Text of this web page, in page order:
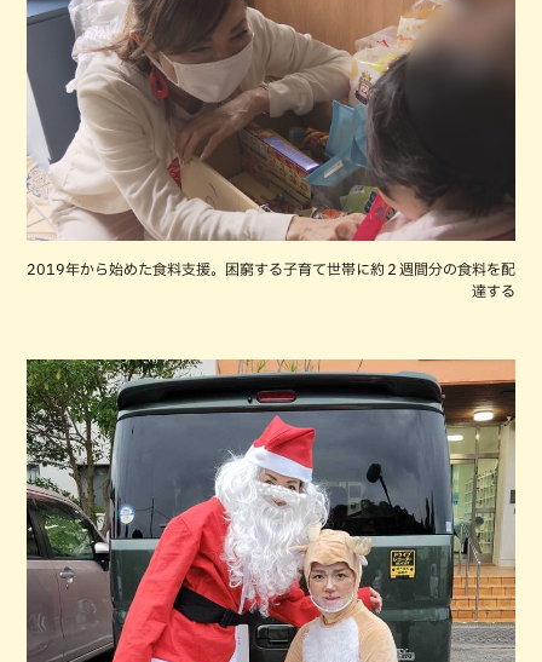
2019年から始めた食料支援。困窮する子育て世帯に約２週間分の食料を配
達する